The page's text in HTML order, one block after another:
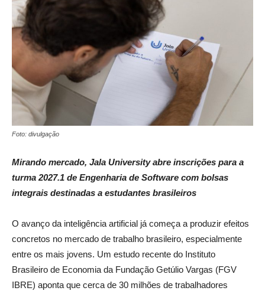
Foto: divulgação
Mirando mercado, Jala University abre inscrições para a
turma 2027.1 de Engenharia de Software com bolsas
integrais destinadas a estudantes brasileiros
O avanço da inteligência artificial já começa a produzir efeitos
concretos no mercado de trabalho brasileiro, especialmente
entre os mais jovens. Um estudo recente do Instituto
Brasileiro de Economia da Fundação Getúlio Vargas (FGV
IBRE) aponta que cerca de 30 milhões de trabalhadores